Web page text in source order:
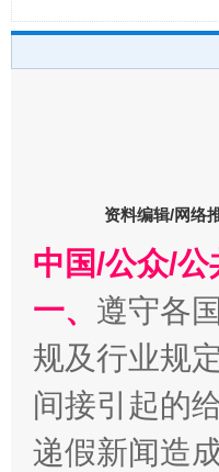
东山县通报“牛蛙产品
千年窑火 生
资料编辑/网络
中国/公众/
一、 遵守各
规及行业规
间接引起的
递假新闻造